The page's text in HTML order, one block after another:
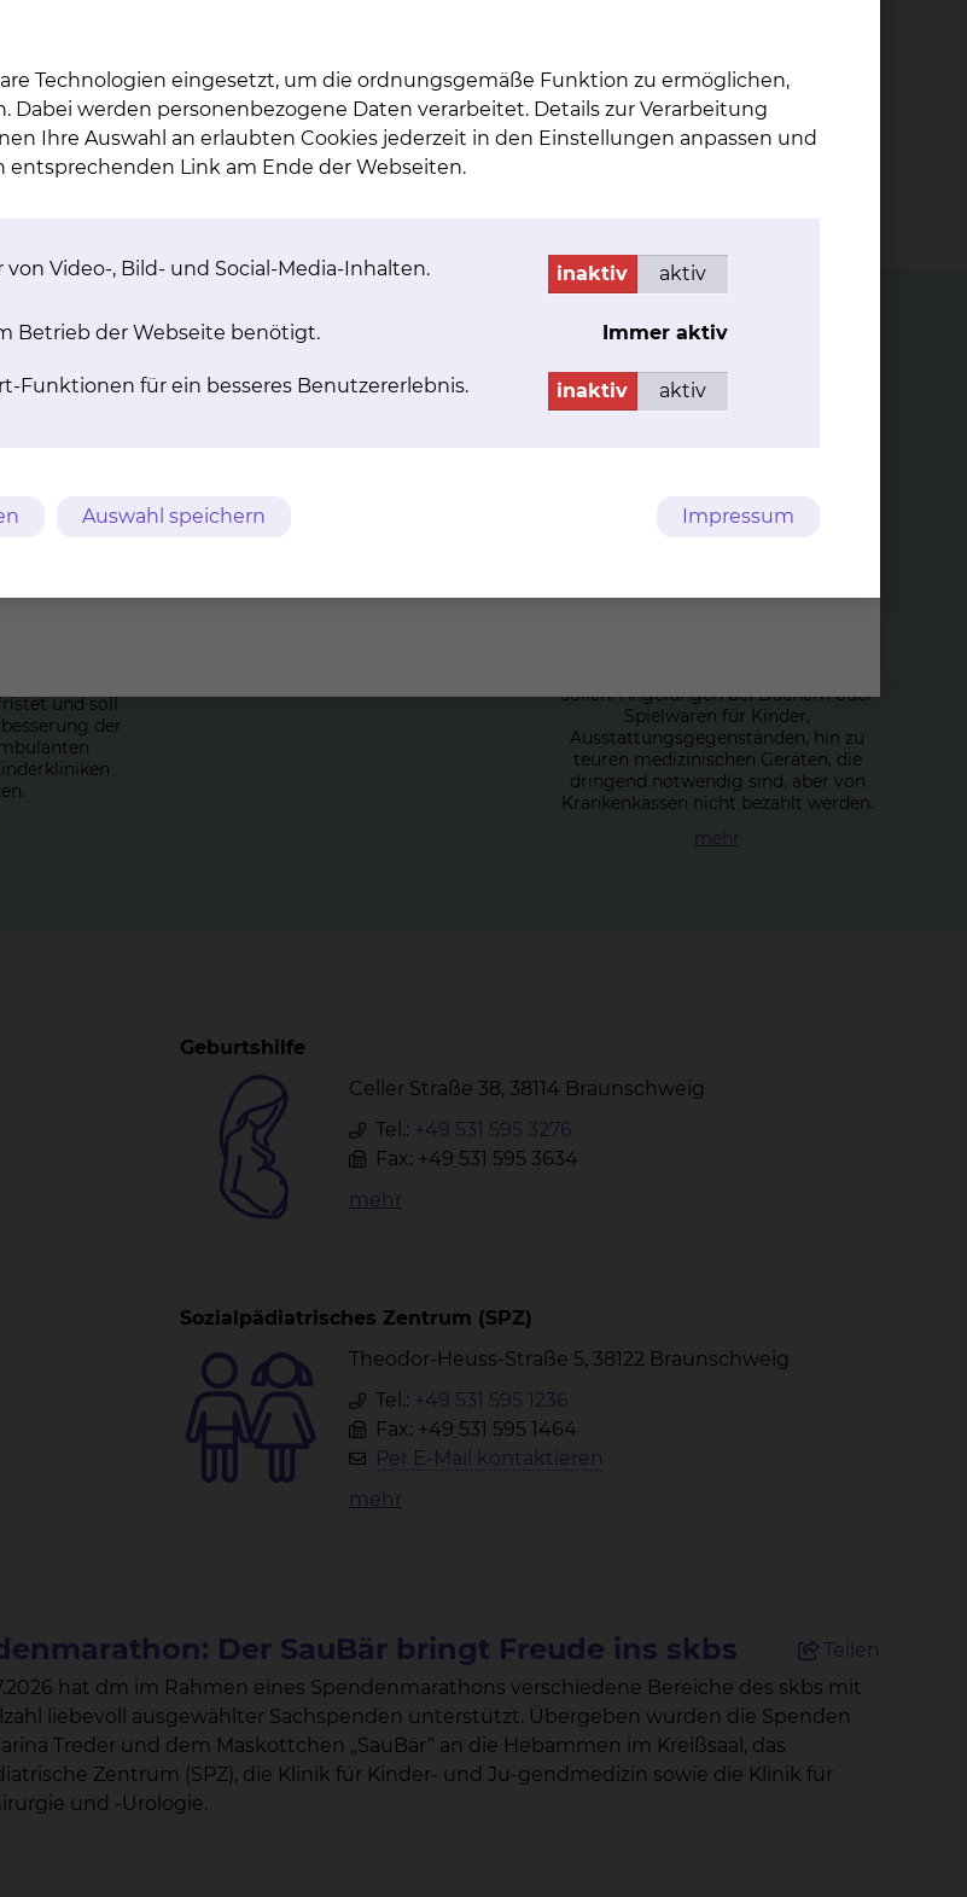
und soll
der
Ta­ges­kli­nik für Kin­der und
Spen­den an die Kin­der-
sollen. Angefangen bei Büchern oder
Spielwaren für Kinder,
Ausstattungsgegenständen, hin zu
teuren medizinischen Geräten, die
dringend notwendig sind, aber von
Krankenkassen nicht bezahlt werden.
mehr
Geburtshilfe
Celler Straße 38, 38114 Braunschweig
Tel.: +49 531 595 3276
Fax: +49 531 595 3634
mehr
Sozialpädiatrisches Zentrum (SPZ)
Theodor-Heuss-Straße 5, 38122 Braunschweig
Tel.: +49 531 595 1236
Fax: +49 531 595 1464
Per E-Mail kontaktieren
mehr
Der SauBär bringt Freude ins skbs
Teilen
hat dm im Rahmen eines Spendenmarathons verschiedene Bereiche des skbs mit
liebevoll ausgewählter Sachspenden unterstützt. Übergeben wurden die Spenden
Treder und dem Maskottchen „SauBär“ an die Hebammen im Kreißsaal, das
Zentrum (SPZ), die Klinik für Kinder- und Ju-gendmedizin sowie die Klinik für
und -Urologie.
Technologien eingesetzt, um die ordnungsgemäße Funktion zu ermöglichen,
Dabei werden personenbezogene Daten verarbeitet. Details zur Verarbeitung
Ihre Auswahl an erlaubten Cookies jederzeit in den Einstellungen anpassen und
Link am Ende der Webseiten.
Video-, Bild- und Social-Media-Inhalten. inaktiv aktiv
Betrieb der Webseite benötigt. Immer aktiv
Funktionen für ein besseres Benutzererlebnis. inaktiv aktiv
Auswahl speichern Impressum